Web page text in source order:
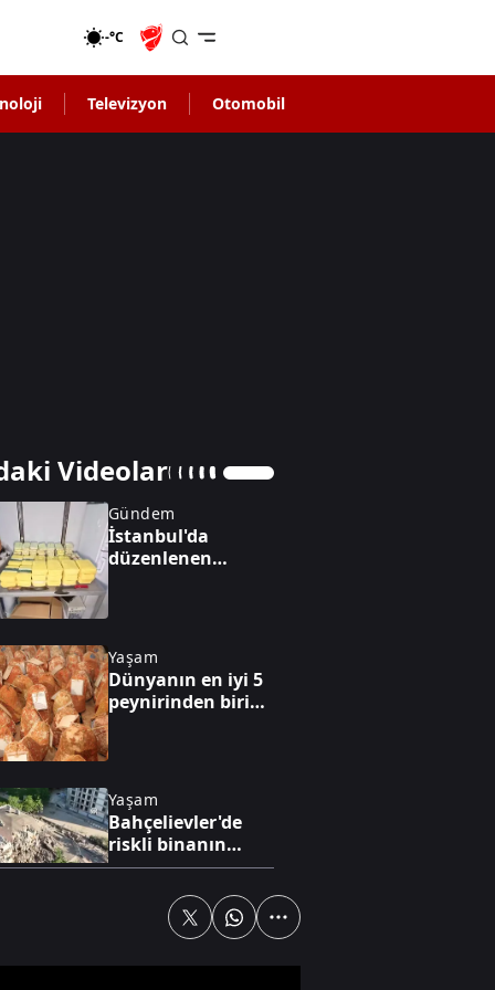
-°C
Televizyon Otomobil
Videolar
Gündem
İstanbul'da
düzenlenen
geçirildi
Yaşam
Dünyanın en iyi 5
peynirinden biri
Yaşam
Bahçelievler'de
riskli binanın
kontrollü
Şişli'de Nilda Müge